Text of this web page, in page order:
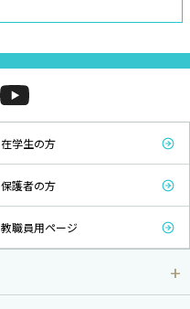
在学生の方
保護者の方
教職員用ページ